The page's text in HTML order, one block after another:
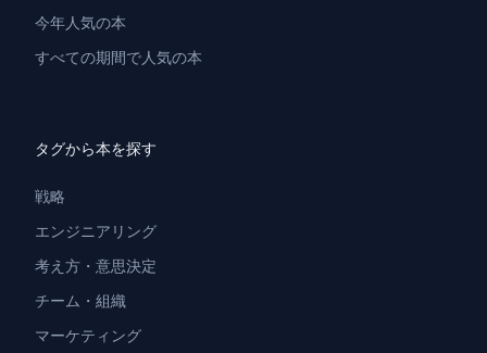
今年人気の本
すべての期間で人気の本
タグから本を探す
戦略
エンジニアリング
考え方・意思決定
チーム・組織
マーケティング